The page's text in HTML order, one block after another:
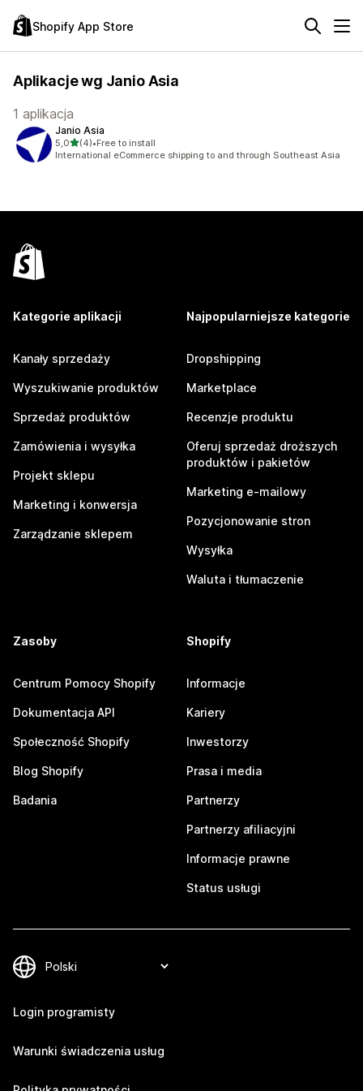
Shopify App Store
Aplikacje wg Janio Asia
1 aplikacja
Janio Asia
5,0na 5 gwiazdek
(4)
Łączna liczba recenzji: 4
•Free to install
International eCommerce shipping to and through Southeast Asia
Kategorie aplikacji
Kanały sprzedaży
Wyszukiwanie produktów
Sprzedaż produktów
Zamówienia i wysyłka
Projekt sklepu
Marketing i konwersja
Zarządzanie sklepem
Najpopularniejsze kategorie
Dropshipping
Marketplace
Recenzje produktu
Oferuj sprzedaż droższych
produktów i pakietów
Marketing e-mailowy
Pozycjonowanie stron
Wysyłka
Waluta i tłumaczenie
Zasoby
Centrum Pomocy Shopify
Dokumentacja API
Społeczność Shopify
Blog Shopify
Badania
Shopify
Informacje
Kariery
Inwestorzy
Prasa i media
Partnerzy
Partnerzy afiliacyjni
Informacje prawne
Status usługi
Login programisty
Warunki świadczenia usług